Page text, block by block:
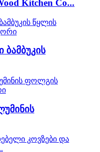
Kitchen Co...
ბამბუკის